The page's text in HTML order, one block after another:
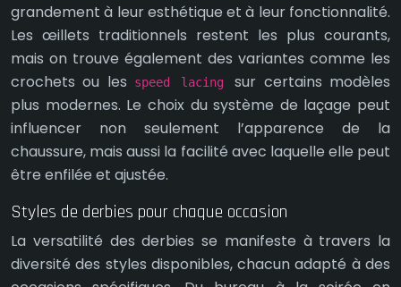
grandement à leur esthétique et à leur fonctionnalité.
Les œillets traditionnels restent les plus courants,
mais on trouve également des variantes comme les
crochets ou les
speed lacingsur certains modèles
plus modernes. Le choix du système de laçage peut
influencer non seulement l’apparence de la
chaussure, mais aussi la facilité avec laquelle elle peut
être enfilée et ajustée.
Styles de derbies pour chaque occasion
La versatilité des derbies se manifeste à travers la
diversité des styles disponibles, chacun adapté à des